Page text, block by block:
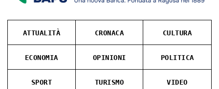
ATTUALITÀ CRONACA CULTURA
ECONOMIA OPINIONI POLITICA
SPORT TURISMO VIDEO